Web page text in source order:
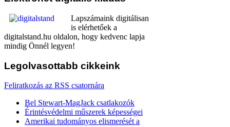
Lapszámaink digitálisan
is elérhetőek a
digitalstand.hu oldalon, hogy kedvenc lapja
mindig Önnél legyen!
Legolvasottabb cikkeink
Feliratkozás az RSS csatornára
Bel Stewart-MagJack csatlakozók
Érintésvédelmi műszerek képességei
Amerikai tudományos elismerését a